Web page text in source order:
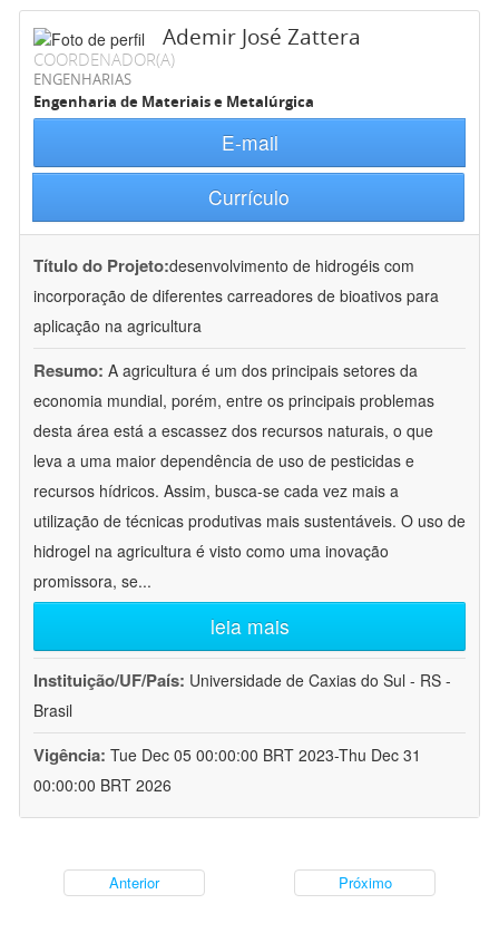
Ademir José Zattera
COORDENADOR(A)
ENGENHARIAS
Engenharia de Materiais e Metalúrgica
E-mail
Currículo
Título do Projeto:desenvolvimento de hidrogéis com
incorporação de diferentes carreadores de bioativos para
aplicação na agricultura
Resumo: A agricultura é um dos principais setores da
economia mundial, porém, entre os principais problemas
desta área está a escassez dos recursos naturais, o que
leva a uma maior dependência de uso de pesticidas e
recursos hídricos. Assim, busca-se cada vez mais a
utilização de técnicas produtivas mais sustentáveis. O uso de
hidrogel na agricultura é visto como uma inovação
promissora, se...
leia mais
Instituição/UF/País: Universidade de Caxias do Sul - RS -
Brasil
Vigência: Tue Dec 05 00:00:00 BRT 2023-Thu Dec 31
00:00:00 BRT 2026
Anterior Próximo